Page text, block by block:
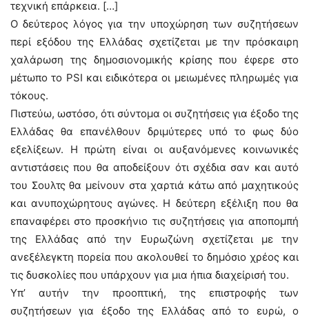
τεχνική επάρκεια. […]
Ο δεύτερος λόγος για την υποχώρηση των συζητήσεων
περί εξόδου της Ελλάδας σχετίζεται με την πρόσκαιρη
χαλάρωση της δημοσιονομικής κρίσης που έφερε στο
μέτωπο το PSI και ειδικότερα οι μειωμένες πληρωμές για
τόκους.
Πιστεύω, ωστόσο, ότι σύντομα οι συζητήσεις για έξοδο της
Ελλάδας θα επανέλθουν δριμύτερες υπό το φως δύο
εξελίξεων. Η πρώτη είναι οι αυξανόμενες κοινωνικές
αντιστάσεις που θα αποδείξουν ότι σχέδια σαν και αυτό
του Σουλτς θα μείνουν στα χαρτιά κάτω από μαχητικούς
και ανυποχώρητους αγώνες. Η δεύτερη εξέλιξη που θα
επαναφέρει στο προσκήνιο τις συζητήσεις για αποπομπή
της Ελλάδας από την Ευρωζώνη σχετίζεται με την
ανεξέλεγκτη πορεία που ακολουθεί το δημόσιο χρέος και
τις δυσκολίες που υπάρχουν για μια ήπια διαχείρισή του.
Υπ’ αυτήν την προοπτική, της επιστροφής των
συζητήσεων για έξοδο της Ελλάδας από το ευρώ, ο